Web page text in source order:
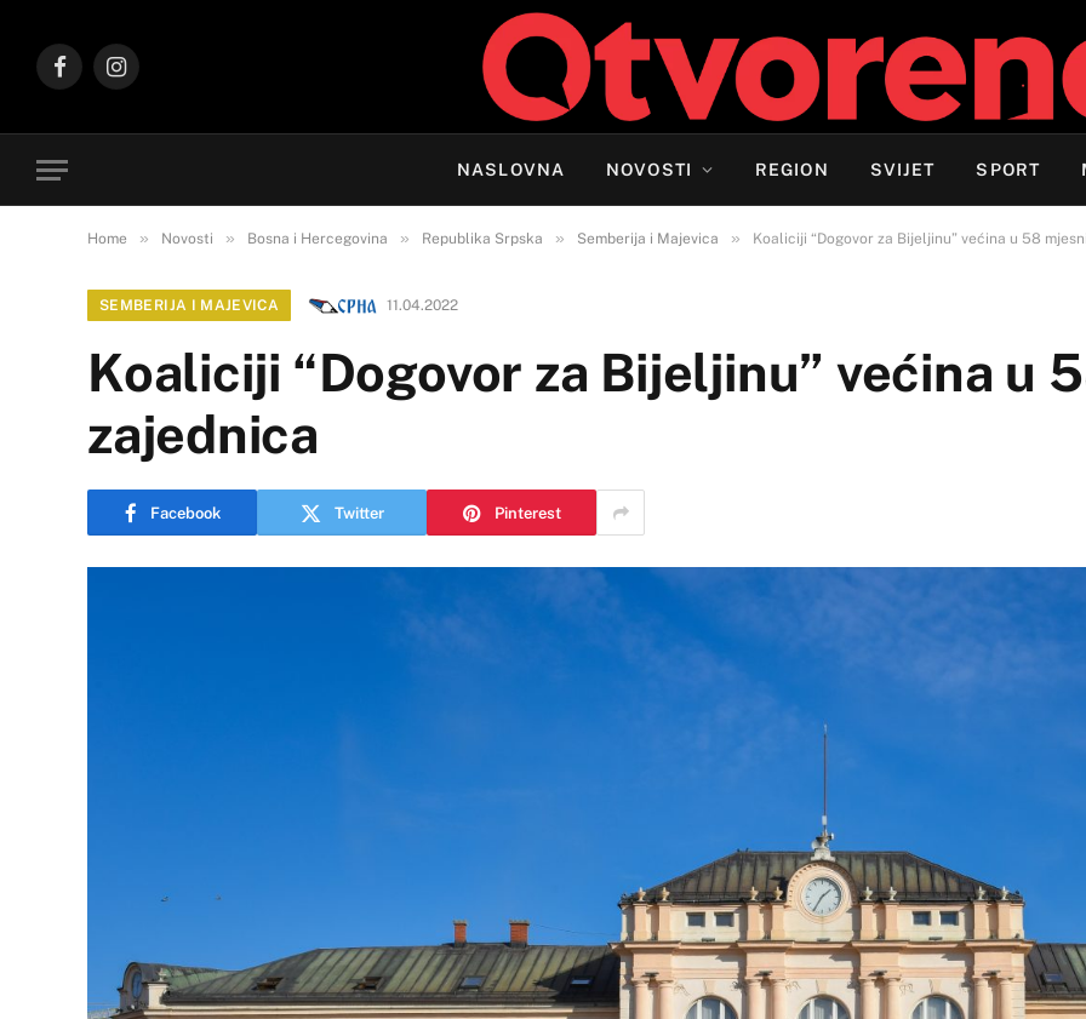
FacebookInstagram
NASLOVNA NOVOSTI REGION SVIJET SPORT
Home » Novosti » Bosna i Hercegovina » Republika Srpska » Semberija i Majevica » Koaliciji “Dogovor za Bijeljinu” većina u 58
SEMBERIJA I MAJEVICA 11.04.2022
Koaliciji “Dogovor za Bijeljinu” većina u
zajednica
Facebook Twitter Pinterest